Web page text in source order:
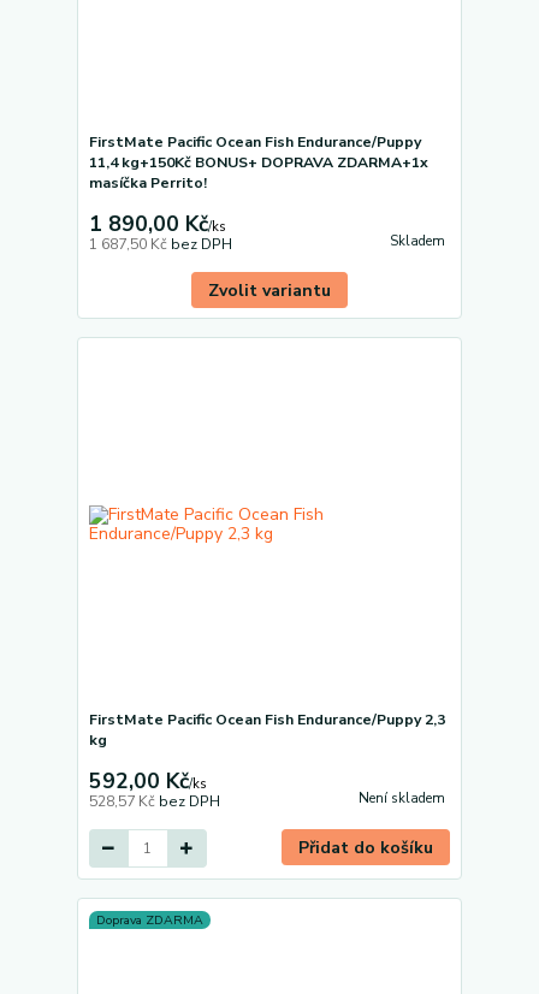
FirstMate Pacific Ocean Fish Endurance/Puppy
11,4 kg+150Kč BONUS+ DOPRAVA ZDARMA+1x
masíčka Perrito!
1 890,00 Kč/ks
1 687,50 Kč bez DPH Skladem
Zvolit variantu
FirstMate Pacific Ocean Fish Endurance/Puppy 2,3
kg
592,00 Kč/ks
528,57 Kč bez DPH Není skladem
Přidat do košíku
Doprava ZDARMA